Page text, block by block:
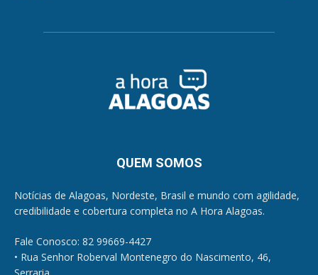
QUEM SOMOS
Notícias de Alagoas, Nordeste, Brasil e mundo com agilidade,
credibilidade e cobertura completa no A Hora Alagoas.
Fale Conosco: 82 99669-4427
• Rua Senhor Roberval Montenegro do Nascimento, 46,